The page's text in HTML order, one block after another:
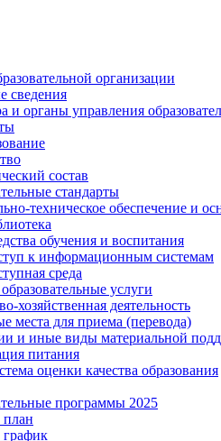
организации
сведения
и органы управления
состав
стандарты
техническое обеспечение и
обучения и воспитания
к информационным системам
среда
услуги
хозяйственная деятельность
места для приема (перевода)
и иные виды материальной
питания
оценки качества образования
программы 2025